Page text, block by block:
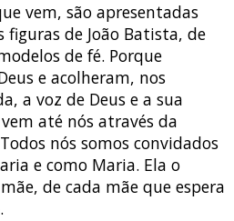
vem, são apresentadas
figuras de João Batista, de
de fé. Porque
e acolheram, nos
a voz de Deus e a sua
até nós através da
nós somos convidados
e como Maria. Ela o
de cada mãe que espera